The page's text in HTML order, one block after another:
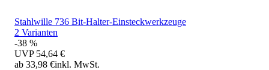
Stahlwille 736 Bit-Halter-Einsteckwerkzeuge
2 Varianten
-38 %
UVP 54,64 €
ab 33,98 €inkl. MwSt.